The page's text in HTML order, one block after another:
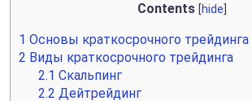
Contents [hide
1 Основы краткосрочного трейдинга
2 Виды краткосрочного трейдинга
2.1 Скальпинг
2.2 Дейтрейдинг